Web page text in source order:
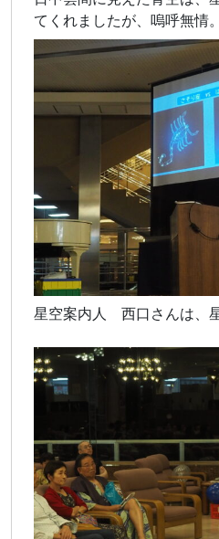
てくれましたが、嗚呼無情。
星空案内人 西口さんは、星